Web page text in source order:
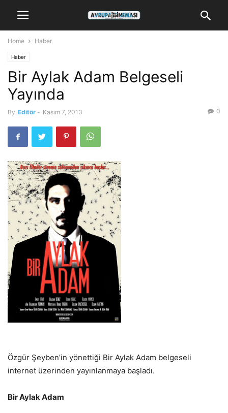
Home Haber
Haber
Bir Aylak Adam Belgeseli
Yayında
By Editör - Kasım 7, 2013 0
Özgür Şeyben’in yönettiği Bir Aylak Adam belgeseli
internet üzerinden yayınlanmaya başladı.
Bir Aylak Adam